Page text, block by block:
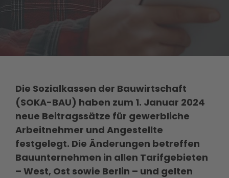
Die Sozialkassen der Bauwirtschaft
(SOKA-BAU) haben zum 1. Januar 2024
neue Beitragssätze für gewerbliche
Arbeitnehmer und Angestellte
festgelegt. Die Änderungen betreffen
Bauunternehmen in allen Tarifgebieten
– West, Ost sowie Berlin – und gelten